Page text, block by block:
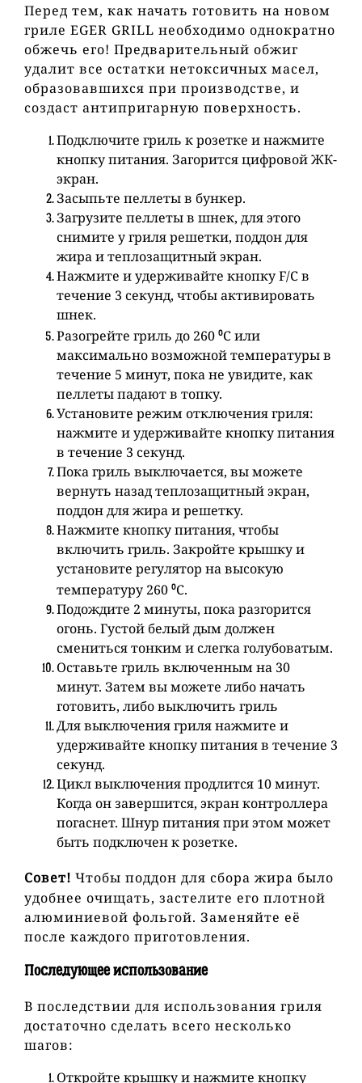
Перед тем, как начать готовить на новом
гриле EGER GRILL необходимо однократно
обжечь его! Предварительный обжиг
удалит все остатки нетоксичных масел,
образовавшихся при производстве, и
создаст антипригарную поверхность.
Подключите гриль к розетке и нажмите
кнопку питания. Загорится цифровой ЖК-
экран.
Засыпьте пеллеты в бункер.
Загрузите пеллеты в шнек, для этого
снимите у гриля решетки, поддон для
жира и теплозащитный экран.
Нажмите и удерживайте кнопкуF/Cв
течение 3 секунд, чтобы активировать
шнек.
Разогрейте гриль до 260 оС или
максимально возможной температуры в
течение 5 минут, пока не увидите, как
пеллеты падают в топку.
Установите режим отключения гриля:
нажмите и удерживайте кнопку питания
в течение 3 секунд.
Пока гриль выключается, вы можете
вернуть назад теплозащитный экран,
поддон для жира и решетку.
Нажмите кнопку питания, чтобы
включить гриль. Закройте крышку и
установите регулятор на высокую
температуру 260 оС.
Подождите 2 минуты, пока разгорится
огонь. Густой белый дым должен
смениться тонким и слегка голубоватым.
Оставьте гриль включенным на 30
минут. Затем вы можете либо начать
готовить, либо выключить гриль
Для выключения гриля нажмите и
удерживайте кнопку питания в течение 3
секунд.
Цикл выключения продлится 10 минут.
Когда он завершится, экран контроллера
погаснет. Шнур питания при этом может
быть подключен к розетке.
Совет! Чтобы поддон для сбора жира было
удобнее очищать, застелите его плотной
алюминиевой фольгой. Заменяйте её
после каждого приготовления.
Последующее использование
В последствии для использования гриля
достаточно сделать всего несколько
шагов:
Откройте крышку и нажмите кнопку